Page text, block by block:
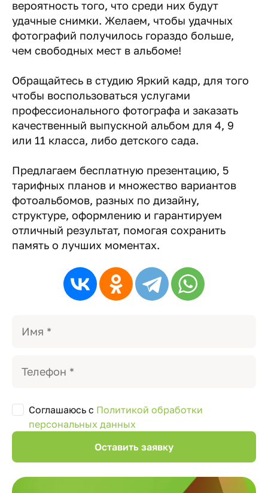
вероятность того, что среди них будут
удачные снимки. Желаем, чтобы удачных
фотографий получилось гораздо больше,
чем свободных мест в альбоме!
Обращайтесь в студию Яркий кадр, для того
чтобы воспользоваться услугами
профессионального фотографа и заказать
качественный выпускной альбом для 4, 9
или 11 класса, либо детского сада.
Предлагаем бесплатную презентацию, 5
тарифных планов и множество вариантов
фотоальбомов, разных по дизайну,
структуре, оформлению и гарантируем
отличный результат, помогая сохранить
память о лучших моментах.
Соглашаюсь с Политикой обработки
персональных данных